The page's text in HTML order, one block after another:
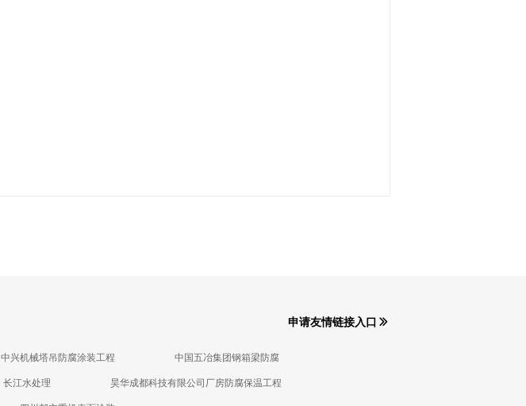
申请友情链接入口 
中兴机械塔吊防腐涂装工程 中国五冶集团钢箱梁防腐
长江水处理 昊华成都科技有限公司厂房防腐保温工程